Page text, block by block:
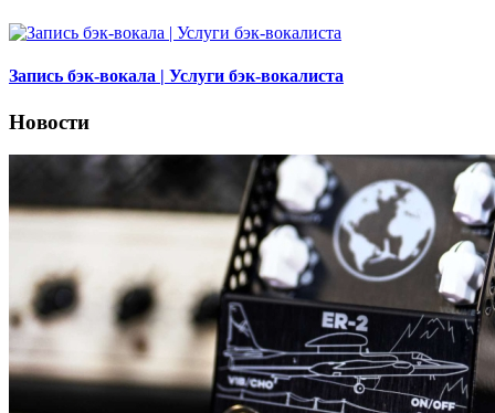
Запись бэк-вокала | Услуги бэк-вокалиста
Новости